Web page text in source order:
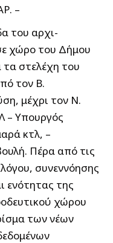
–
του αρχι-
χώρο του Δήμου
στελέχη του
τον Β.
μέχρι τον Ν.
– Υπουργός
κτλ, –
Πέρα από τις
συνεννόησης
ενότητας της
χώρου
των νέων